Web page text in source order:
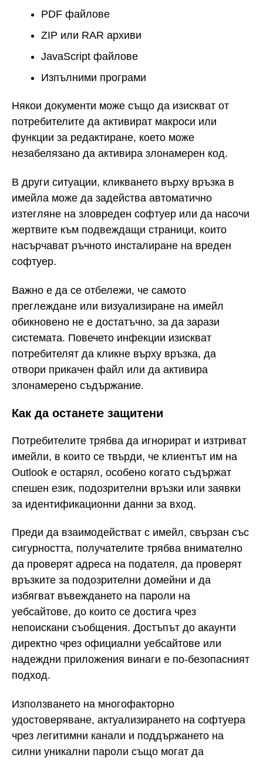
PDF файлове
ZIP или RAR архиви
JavaScript файлове
Изпълними програми
Някои документи може също да изискват от
потребителите да активират макроси или
функции за редактиране, което може
незабелязано да активира злонамерен код.
В други ситуации, кликването върху връзка в
имейла може да задейства автоматично
изтегляне на зловреден софтуер или да насочи
жертвите към подвеждащи страници, които
насърчават ръчното инсталиране на вреден
софтуер.
Важно е да се отбележи, че самото
преглеждане или визуализиране на имейл
обикновено не е достатъчно, за да зарази
системата. Повечето инфекции изискват
потребителят да кликне върху връзка, да
отвори прикачен файл или да активира
злонамерено съдържание.
Как да останете защитени
Потребителите трябва да игнорират и изтриват
имейли, в които се твърди, че клиентът им на
Outlook е остарял, особено когато съдържат
спешен език, подозрителни връзки или заявки
за идентификационни данни за вход.
Преди да взаимодействат с имейл, свързан със
сигурността, получателите трябва внимателно
да проверят адреса на подателя, да проверят
връзките за подозрителни домейни и да
избягват въвеждането на пароли на
уебсайтове, до които се достига чрез
непоискани съобщения. Достъпът до акаунти
директно чрез официални уебсайтове или
надеждни приложения винаги е по-безопасният
подход.
Използването на многофакторно
удостоверяване, актуализирането на софтуера
чрез легитимни канали и поддържането на
силни уникални пароли също могат да